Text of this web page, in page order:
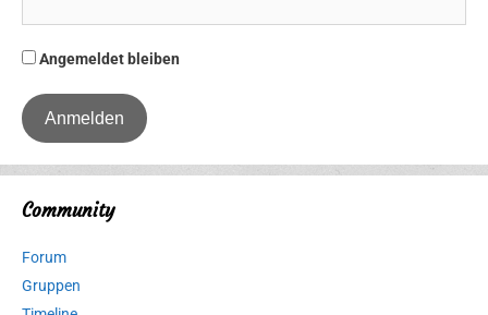
Angemeldet bleiben
Community
Forum
Gruppen